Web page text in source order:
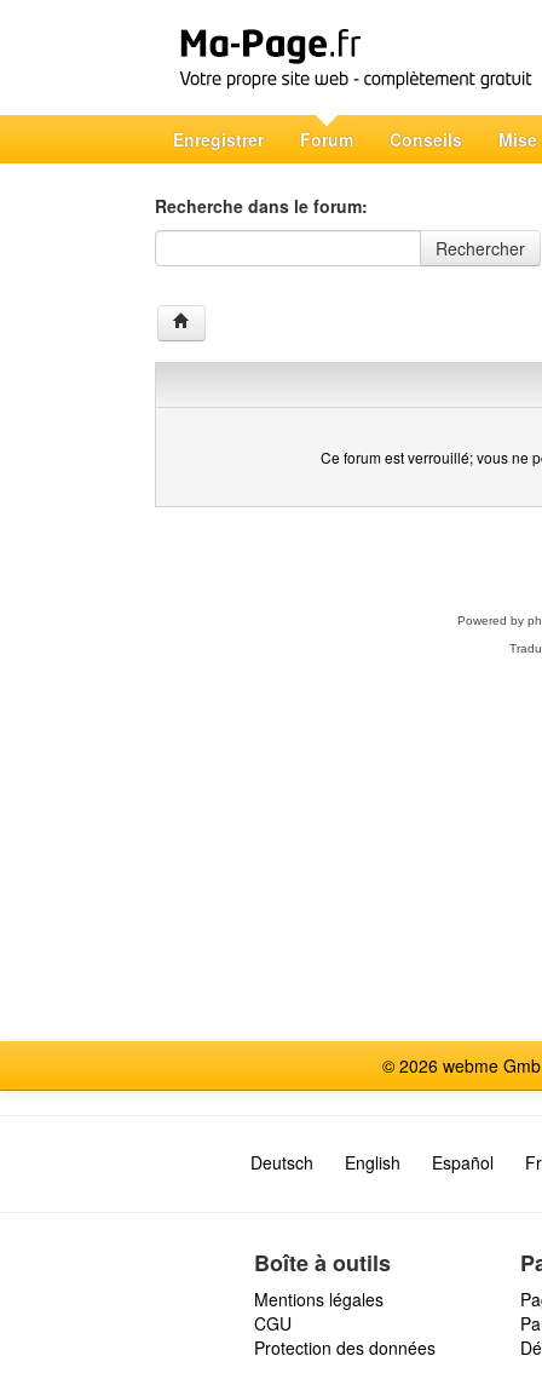
Enregistrer Forum Conseils Mise
Recherche dans le forum:
Recherche dans le forum
Rechercher
Ce forum est verrouillé; vous ne
Powered by
© 2026 webme
Deutsch English Español
Boîte à outils
Mentions légales
CGU
Protection des données